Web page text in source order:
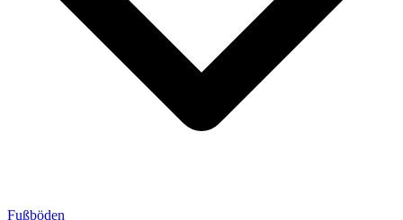
Fußböden